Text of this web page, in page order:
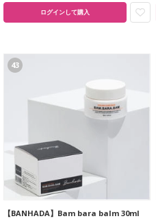
ログインして購入
43
【BANHADA】Bam bara balm 30ml